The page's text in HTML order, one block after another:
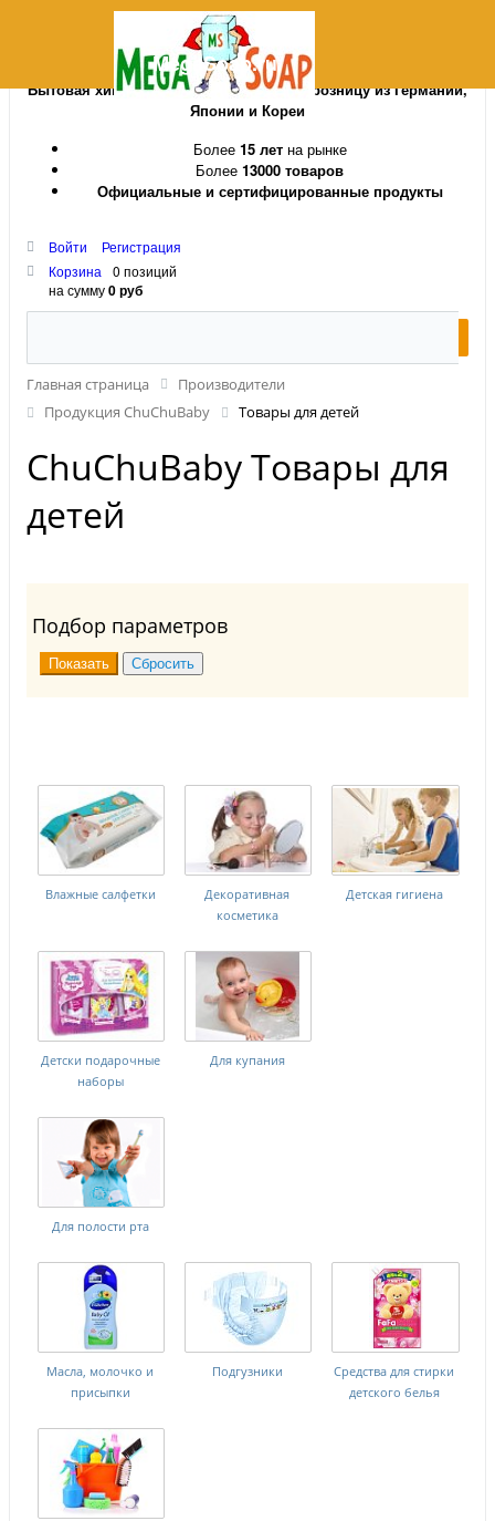
MegaSoap.ru
Бытовая химия и косметика оптом и в розницу из Германии,
Японии и Кореи
Более 15 летна рынке
Более 13000 товаров
Официальные и сертифицированные продукты
Войти
Регистрация
Корзина
0 позиций
на сумму0 руб
Главная страница
Производители
Продукция ChuChuBaby
Товары для детей
ChuChuBaby Товары для
детей
Подбор параметров
Влажные салфетки
Декоративная
косметика
Детская гигиена
Детски подарочные
наборы
Для купания
Для полости рта
Масла, молочко и
присыпки
Подгузники
Средства для стирки
детского белья